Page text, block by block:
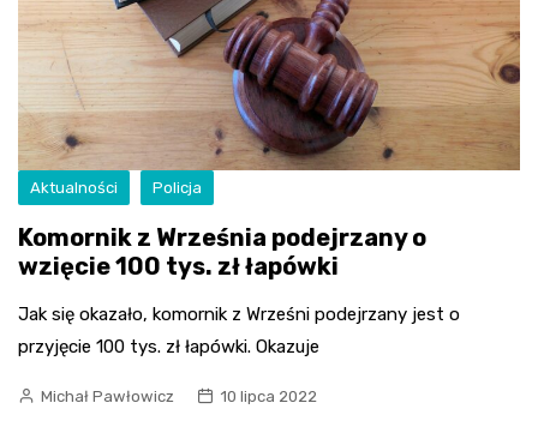
Aktualności Policja
Komornik z Września podejrzany o
wzięcie 100 tys. zł łapówki
Jak się okazało, komornik z Wrześni podejrzany jest o
przyjęcie 100 tys. zł łapówki. Okazuje
Michał Pawłowicz 10 lipca 2022